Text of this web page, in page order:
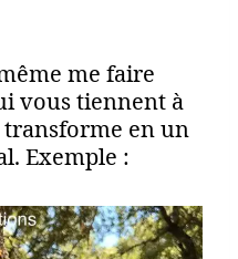
me faire
vous tiennent à
en un
Exemple :